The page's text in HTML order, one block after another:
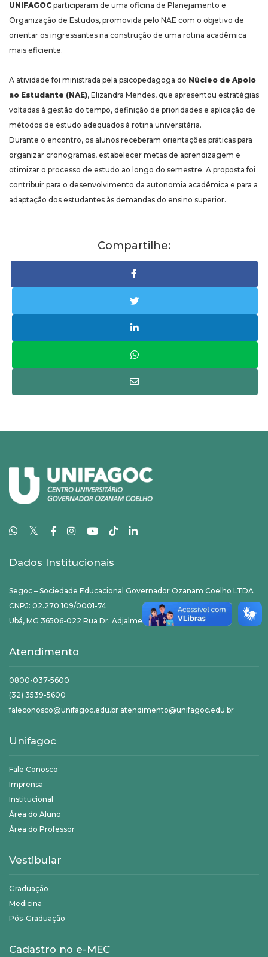
UNIFAGOC participaram de uma oficina de Planejamento e
Organização de Estudos, promovida pelo NAE com o objetivo de
orientar os ingressantes na construção de uma rotina acadêmica
mais eficiente.
A atividade foi ministrada pela psicopedagoga do Núcleo de Apoio
ao Estudante (NAE), Elizandra Mendes, que apresentou estratégias
voltadas à gestão do tempo, definição de prioridades e aplicação de
métodos de estudo adequados à rotina universitária.
Durante o encontro, os alunos receberam orientações práticas para
organizar cronogramas, estabelecer metas de aprendizagem e
otimizar o processo de estudo ao longo do semestre. A proposta foi
contribuir para o desenvolvimento da autonomia acadêmica e para a
adaptação dos estudantes às demandas do ensino superior.
Compartilhe:
𝕏
Dados Institucionais
Segoc – Sociedade Educacional Governador Ozanam Coelho LTDA
CNPJ: 02.270.109/0001-74
Ubá, MG 36506-022 Rua Dr. Adjalme da Silva Botelho, 20
Atendimento
0800-037-5600
(32) 3539-5600
faleconosco@unifagoc.edu.br atendimento@unifagoc.edu.br
Unifagoc
Fale Conosco
Imprensa
Institucional
Área do Aluno
Área do Professor
Vestibular
Graduação
Medicina
Pós-Graduação
Cadastro no e-MEC